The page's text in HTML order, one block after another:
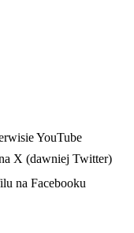
YouTube
X (dawniej Twitter)
na Facebooku